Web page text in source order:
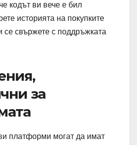
кодът ви вече е бил
историята на покупките
се свържете с поддръжката
за
платформи могат да имат